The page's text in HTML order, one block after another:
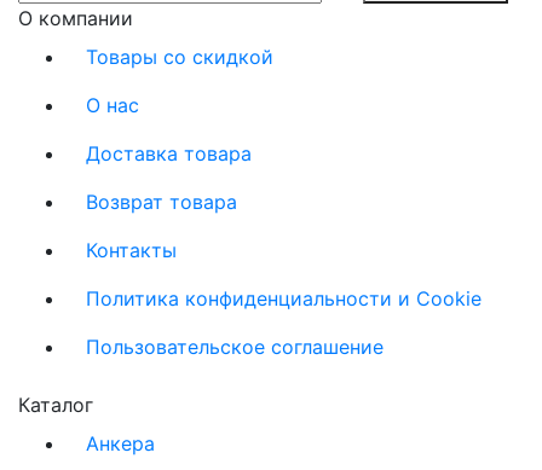
О компании
Товары со скидкой
О нас
Доставка товара
Возврат товара
Контакты
Политика конфиденциальности и Cookie
Пользовательское соглашение
Каталог
Анкера